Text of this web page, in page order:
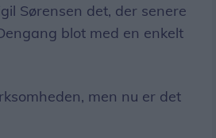
Sørensen det, der senere
blot med en enkelt
men nu er det